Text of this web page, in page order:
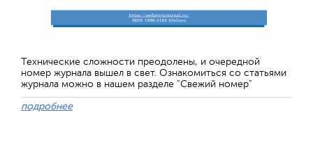
Технические сложности преодолены, и очередной
номер журнала вышел в свет. Ознакомиться со статьями
журнала можно в нашем разделе "Свежий номер"
подробнее